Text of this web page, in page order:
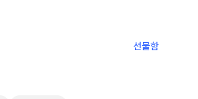
선물함